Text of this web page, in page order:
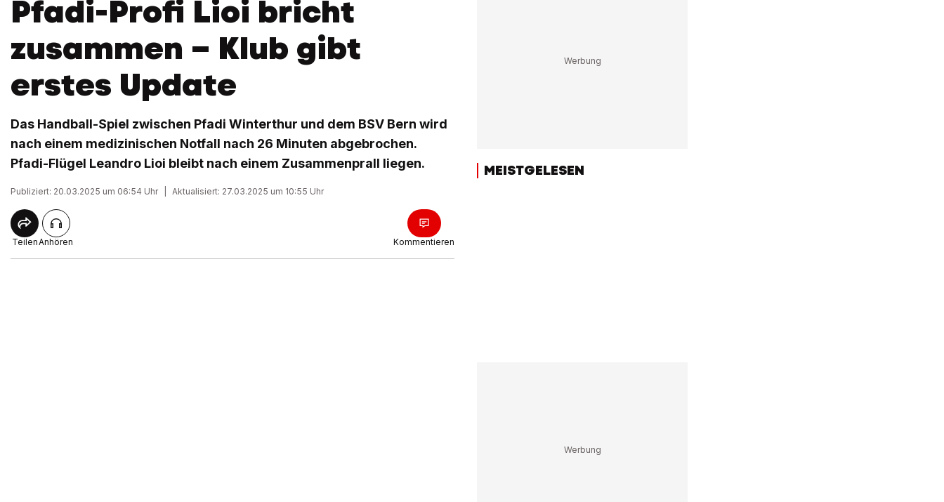
Pfadi-Profi Lioi bricht
zusammen – Klub gibt
erstes Update
Das Handball-Spiel zwischen Pfadi Winterthur und dem BSV Bern wird
nach einem medizinischen Notfall nach 26 Minuten abgebrochen.
Pfadi-Flügel Leandro Lioi bleibt nach einem Zusammenprall liegen.
Publiziert: 20.03.2025 um 06:54 Uhr Aktualisiert: 27.03.2025 um 10:55 Uhr
TeilenAnhören Kommentieren
MEISTGELESEN